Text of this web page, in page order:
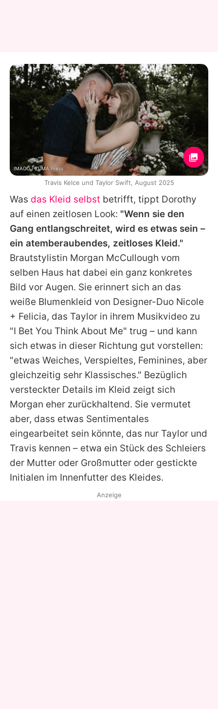
Was das Kleid selbst betrifft, tippt Dorothy
auf einen zeitlosen Look: "Wenn sie den
Gang entlangschreitet, wird es etwas sein –
ein atemberaubendes, zeitloses Kleid."
Brautstylistin Morgan McCullough vom
selben Haus hat dabei ein ganz konkretes
Bild vor Augen. Sie erinnert sich an das
weiße Blumenkleid von Designer-Duo Nicole
+ Felicia, das Taylor in ihrem Musikvideo zu
"I Bet You Think About Me" trug – und kann
sich etwas in dieser Richtung gut vorstellen:
"etwas Weiches, Verspieltes, Feminines, aber
gleichzeitig sehr Klassisches." Bezüglich
versteckter Details im Kleid zeigt sich
Morgan eher zurückhaltend. Sie vermutet
aber, dass etwas Sentimentales
eingearbeitet sein könnte, das nur Taylor und
Travis kennen – etwa ein Stück des Schleiers
der Mutter oder Großmutter oder gestickte
Initialen im Innenfutter des Kleides.
IMAGO / ZUMA Press
Travis Kelce und Taylor Swift, August 2025
Anzeige